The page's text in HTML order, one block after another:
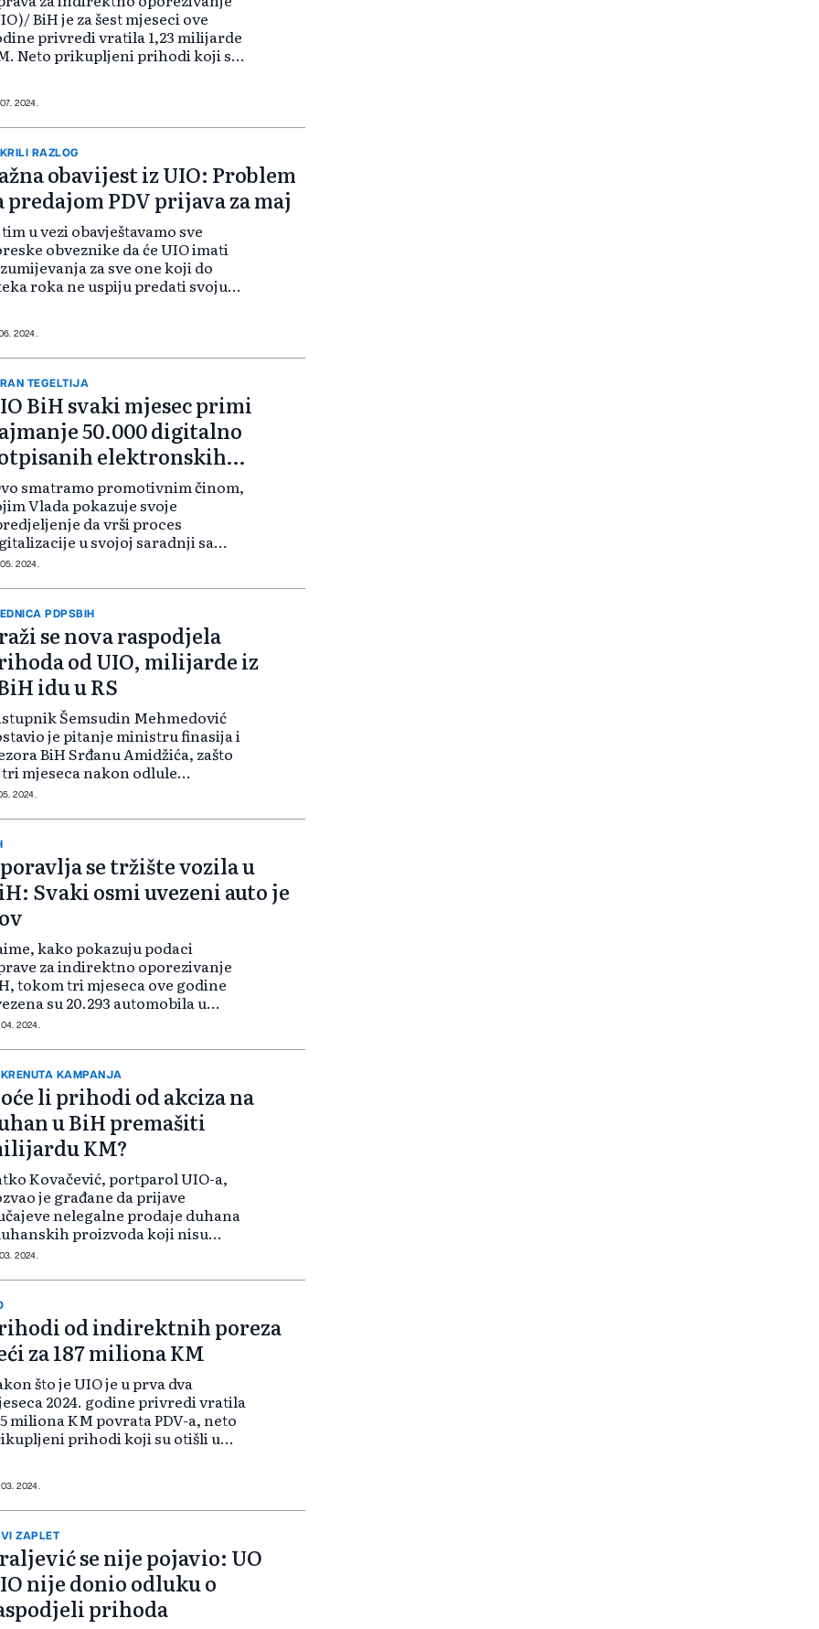
BiH je za šest mjeseci ove
privredi vratila 1,23 milijarde
Neto prikupljeni prihodi koji su
miliona KM u od...
2024.
RAZLOG
obavijest iz UIO: Problem
predajom PDV prijava za maj
tim u vezi obavještavamo sve
obveznike da će UIO imati
za sve one koji do
roka ne uspiju predati svoju
a dodavši: Očekujemo da bi
pr...
2024.
TEGELTIJA
BiH svaki mjesec primi
50.000 digitalno
elektronskih
smatramo promotivnim činom,
Vlada pokazuje svoje
da vrši proces
u svojoj saradnji sa
i građanima. UIO je ovdje
kartice i osigura sigurnost u
2024.
PDPSBIH
se nova raspodjela
od UIO, milijarde iz
idu u RS
Šemsudin Mehmedović
je pitanje ministru finasija i
BiH Srđanu Amidžića, zašto
mjeseca nakon odlule
doma BiH, Upravni
revizorku kuću?
2024.
se tržište vozila u
Svaki osmi uvezeni auto je
kako pokazuju podaci
za indirektno oporezivanje
tokom tri mjeseca ove godine
su 20.293 automobila u
i Hercegovinu, u vrijednosti
dažbine. Od ovog broja,
s...
2024.
KAMPANJA
li prihodi od akciza na
u BiH premašiti
KM?
Kovačević, portparol UIO-a,
je građane da prijave
nelegalne prodaje duhana
proizvoda koji nisu
akciznom markicom
tri godine primijećen
odaziv...
2024.
od indirektnih poreza
za 187 miliona KM
što je UIO je u prva dva
2024. godine privredi vratila
miliona KM povrata PDV-a, neto
prihodi koji su otišli u
i Distrikt Brčko,...
2024.
ZAPLET
se nije pojavio: UO
nije donio odluku o
prihoda